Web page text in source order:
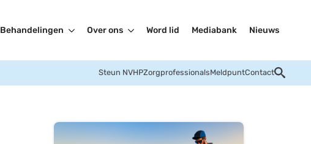
Behandelingen Over ons Word lid Mediabank Nieuws
Steun NVHPZorgprofessionalsMeldpuntContact